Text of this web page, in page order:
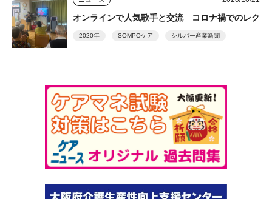
オンラインで人気歌手と交流 コロナ禍でのレク
2020年 SOMPOケア シルバー産業新聞